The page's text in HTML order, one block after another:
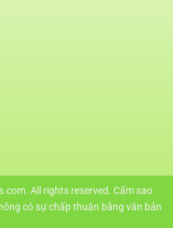
All rights reserved. Cấm sao
có sự chấp thuận bằng văn bản